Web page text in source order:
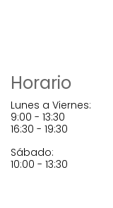
Horario
Lunes a Viernes:
9:00 - 13:30
16:30 - 19:30
Sábado:
10:00 - 13:30